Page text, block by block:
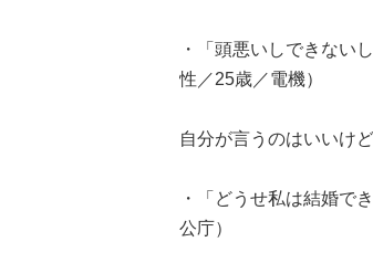
・「頭悪いしできない
性／25歳／電機）
自分が言うのはいいけ
・「どうせ私は結婚で
公庁）